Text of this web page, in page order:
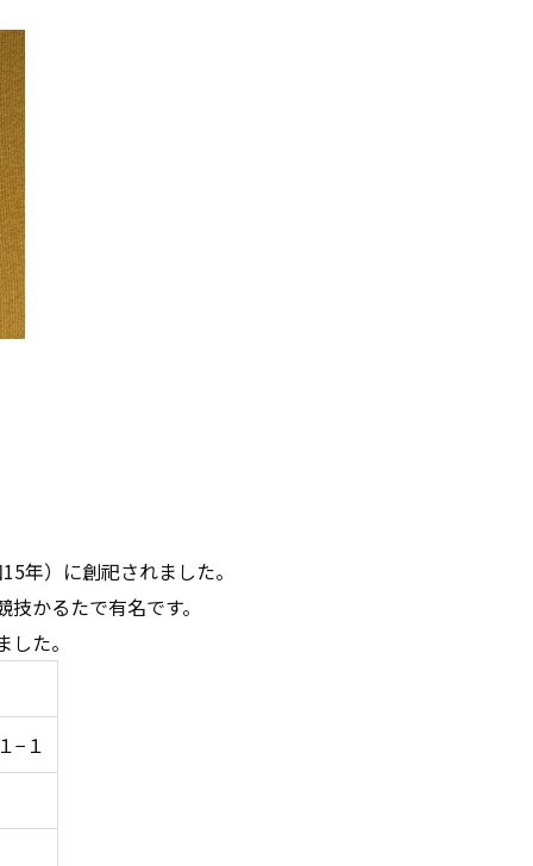
年）に創祀されました。
かるたで有名です。
た。
−１